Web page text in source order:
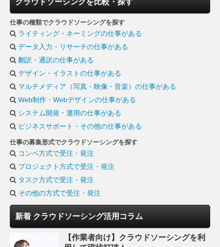
クラウドソーシングを比較・探す
仕事の種類でクラウドソーシングを探す
ライティング・ネーミングの仕事がある
データ入力・リサーチの仕事がある
翻訳・通訳の仕事がある
デザイン・イラストの仕事がある
マルチメディア（写真・映像・音楽）の仕事がある
Web制作・Webデザインの仕事がある
システム開発・運用の仕事がある
ビジネスサポート・その他の仕事がある
仕事の募集形式でクラウドソーシングを探す
コンペ方式で受注・発注
プロジェクト方式で受注・発注
タスク方式で受注・発注
その他の方式で受注・発注
新着 クラウドソーシング活用コラム
【作業者向け】クラウドソーシングを利